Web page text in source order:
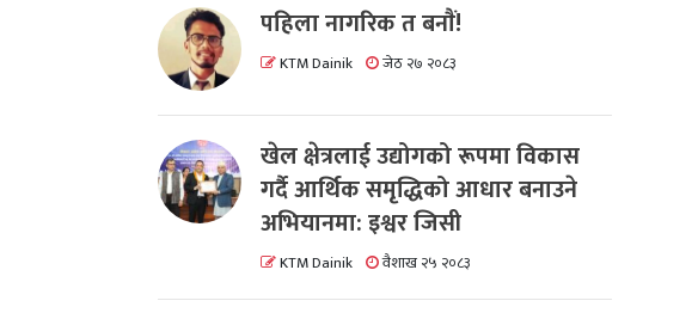
पहिला नागरिक त बनाैं!
KTM Dainik जेठ २७ २०८३
खेल क्षेत्रलाई उद्योगको रूपमा विकास
गर्दै आर्थिक समृद्धिको आधार बनाउने
अभियानमा: इश्वर जिसी
KTM Dainik वैशाख २५ २०८३